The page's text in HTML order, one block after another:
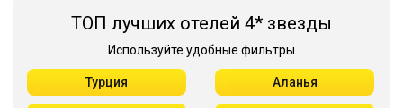
ТОП лучших отелей 4* звезды
Используйте удобные фильтры
Турция Аланья